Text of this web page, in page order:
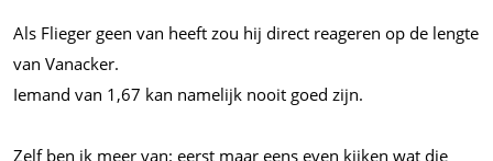
Als Flieger geen van heeft zou hij direct reageren op de lengte
van Vanacker.
Iemand van 1,67 kan namelijk nooit goed zijn.
Zelf ben ik meer van: eerst maar eens even kijken wat die